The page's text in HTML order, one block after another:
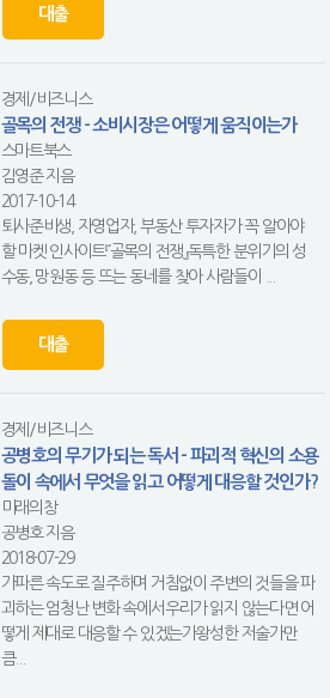
대출
경제/비즈니스
골목의 전쟁 - 소비시장은 어떻게 움직이는가
스마트북스
김영준 지음
2017-10-14
퇴사준비생, 자영업자, 부동산 투자자가 꼭 알아야
할 마켓 인사이트『골목의 전쟁』독특한 분위기의 성
수동, 망원동 등 뜨는 동네를 찾아 사람들이 ...
대출
경제/비즈니스
공병호의 무기가 되는 독서 - 파괴적 혁신의 소용
돌이 속에서 무엇을 읽고 어떻게 대응할 것인가?
미래의창
공병호 지음
2018-07-29
가파른 속도로 질주하며 거침없이 주변의 것들을 파
괴하는 엄청난 변화 속에서우리가 읽지 않는다면 어
떻게 제대로 대응할 수 있겠는가왕성한 저술가만
큼...